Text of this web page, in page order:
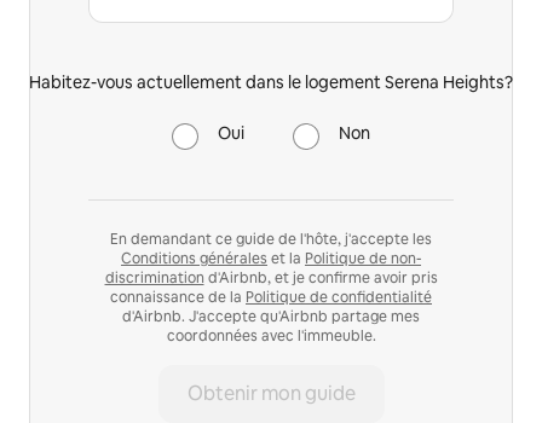
Habitez-vous actuellement dans le logement Serena Heights?
Oui Non
En demandant ce guide de l'hôte, j'accepte les
Conditions générales et la Politique de non-
discrimination d'Airbnb, et je confirme avoir pris
connaissance de la Politique de confidentialité
d'Airbnb. J'accepte qu'Airbnb partage mes
coordonnées avec l'immeuble.
Obtenir mon guide